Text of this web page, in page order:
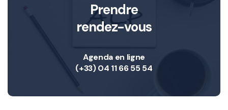
Prendre
rendez-vous
Agenda en ligne
(+33) 04 11 66 55 54